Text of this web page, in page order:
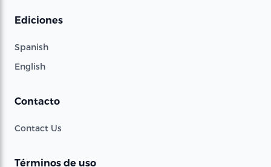
Ediciones
Spanish
English
Contacto
Contact Us
Términos de uso